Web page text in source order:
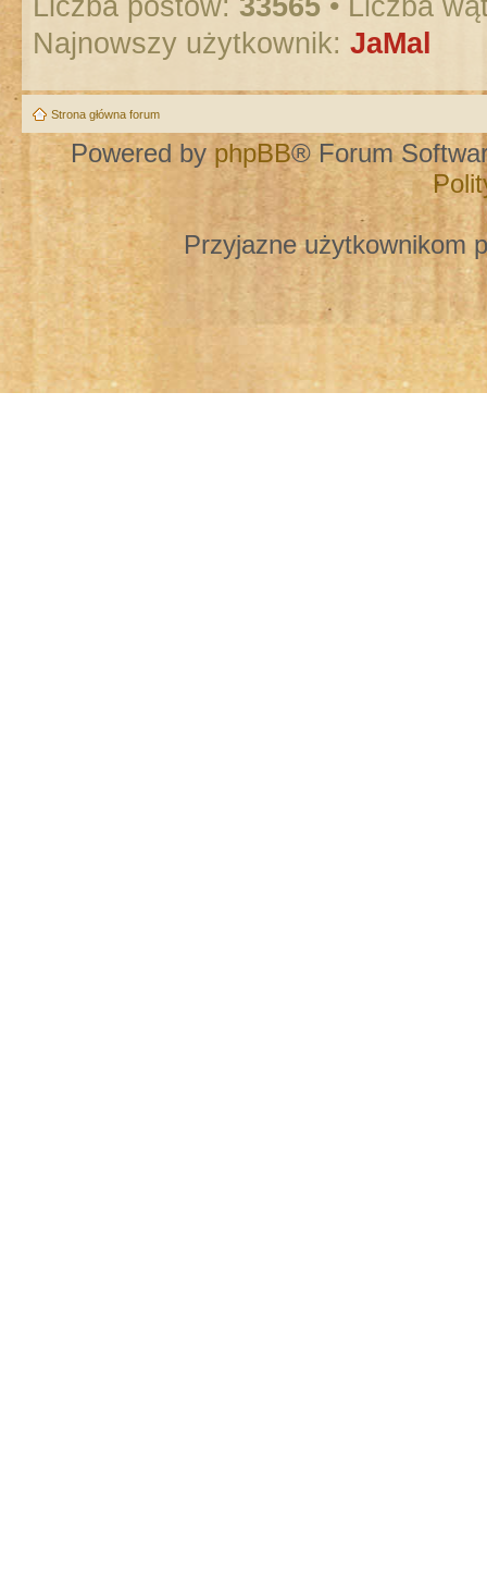
Najnowszy użytkownik: JaMal
Strona główna forum
Powered by phpBB® Forum
Przyjazne użytkownikom